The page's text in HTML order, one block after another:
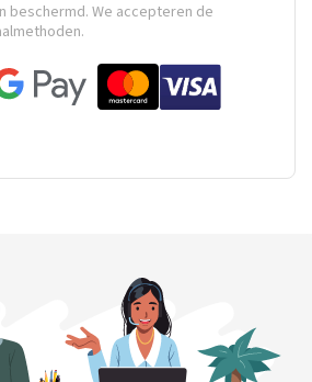
beschermd. We accepteren de